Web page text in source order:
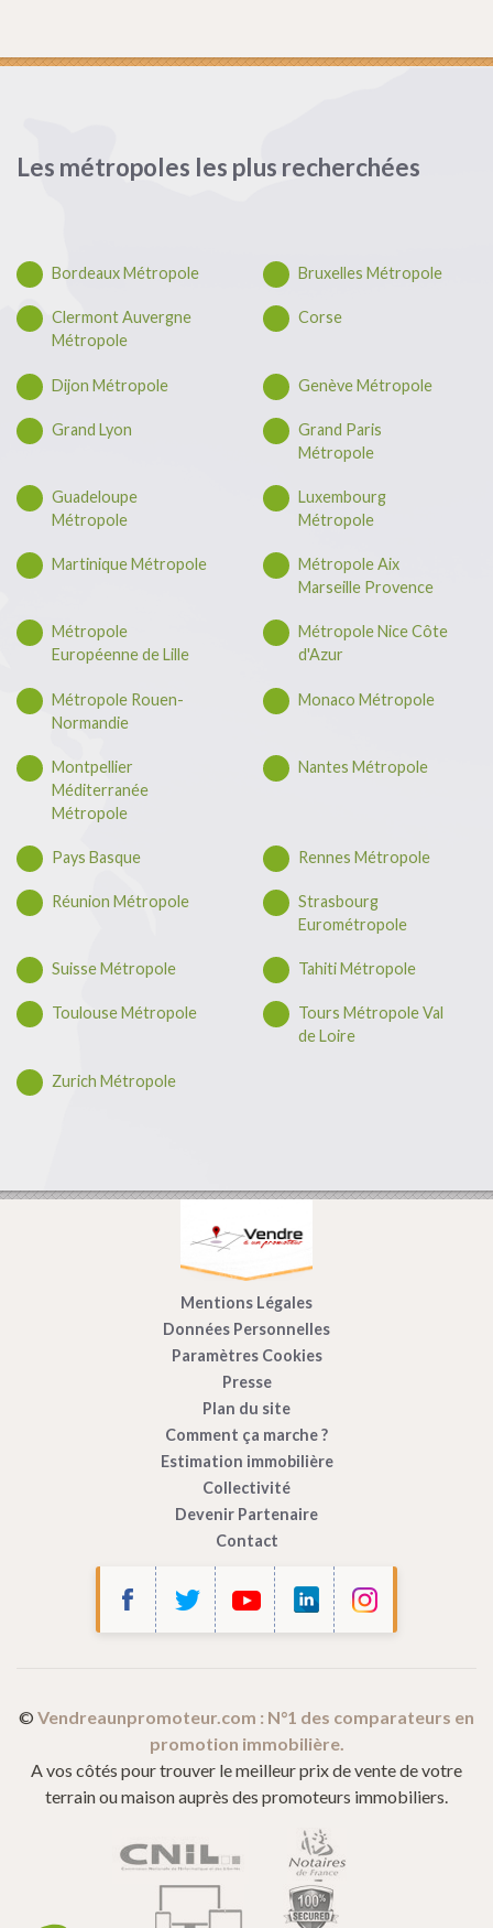
Les métropoles les plus recherchées
Bordeaux Métropole Bruxelles Métropole
Clermont Auvergne
Métropole
Corse
Dijon Métropole Genève Métropole
Grand Lyon
Grand Paris
Métropole
Guadeloupe
Métropole
Luxembourg
Métropole
Martinique Métropole
Métropole Aix
Marseille Provence
Métropole
Européenne de Lille
Métropole Nice Côte
d'Azur
Métropole Rouen-
Normandie
Monaco Métropole
Montpellier
Méditerranée
Métropole
Nantes Métropole
Pays Basque Rennes Métropole
Réunion Métropole
Strasbourg
Eurométropole
Suisse Métropole Tahiti Métropole
Toulouse Métropole
Tours Métropole Val
de Loire
Zurich Métropole
Mentions Légales
Données Personnelles
Paramètres Cookies
Presse
Plan du site
Comment ça marche ?
Estimation immobilière
Collectivité
Devenir Partenaire
Contact
© Vendreaunpromoteur.com : N°1 des comparateurs en
promotion immobilière.
A vos côtés pour trouver le meilleur prix de vente de votre
terrain ou maison auprès des promoteurs immobiliers.